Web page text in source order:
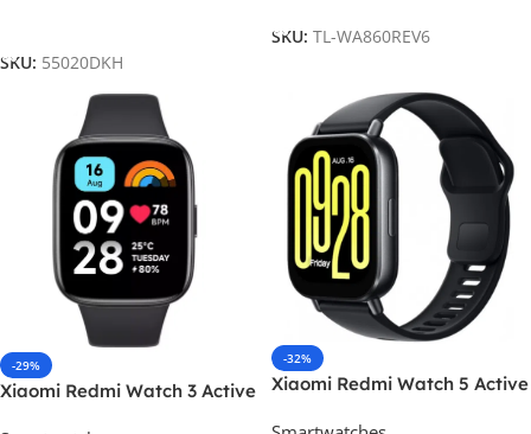
SKU: 55020DKH
SKU: TL-WA860REV6
-29%
Xiaomi Redmi Watch 3 Active
-32%
Xiaomi Redmi Watch 5 Active